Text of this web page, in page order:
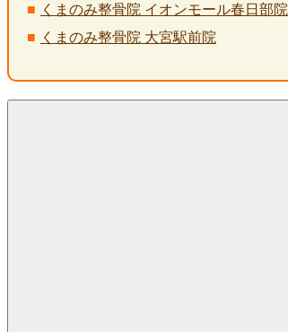
くまのみ整骨院 イオンモール春日部院
くまのみ整骨院 大宮駅前院